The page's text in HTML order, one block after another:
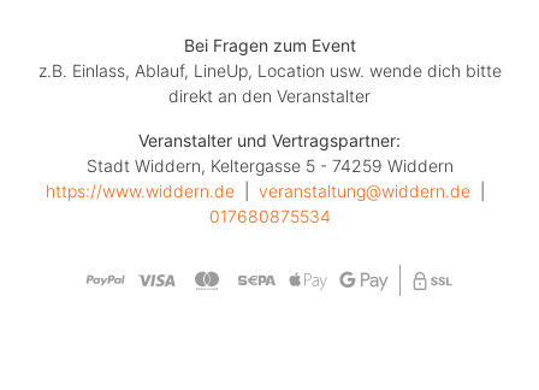
Bei Fragen zum Event
z.B. Einlass, Ablauf, LineUp, Location usw. wende dich bitte
direkt an den Veranstalter
Veranstalter und Vertragspartner:
Stadt Widdern, Keltergasse 5 - 74259 Widdern
https://www.widdern.de
  |
veranstaltung@widdern.de
017680875534